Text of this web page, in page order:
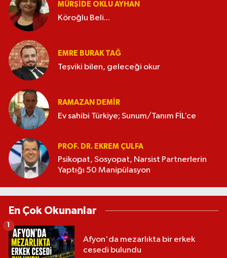
MÜRŞIDE OKLU AYHAN
Köroğlu Beli...
EMRE BURAK TAĞ
Teşviki bilen, geleceği okur
RAMAZAN DEMİR
Ev sahibi Türkiye; Sunum/Tanım FİL’ce
PROF. DR. EKREM ÇULFA
Psikopat, Sosyopat, Narsist Partnerlerin
Yaptığı 50 Manipülasyon
En Çok Okunanlar
Afyon'da mezarlıkta bir erkek
cesedi bulundu
1